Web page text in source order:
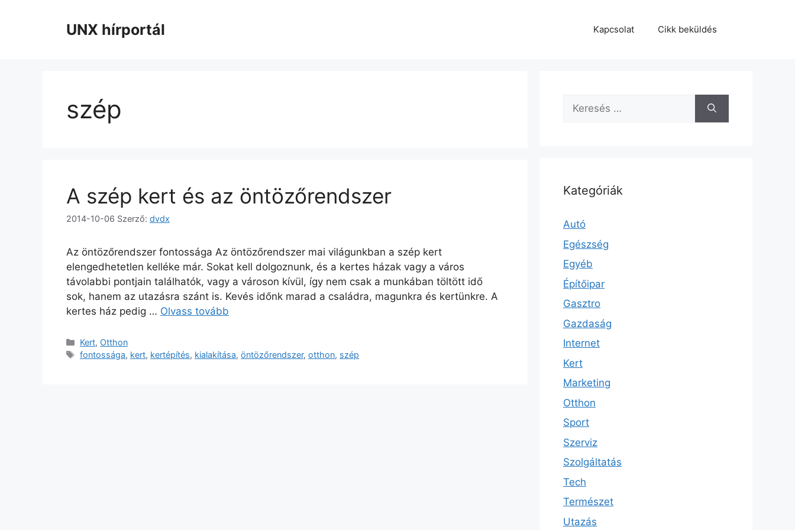
UNX hírportál Kapcsolat Cikk beküldés
szép
A szép kert és az öntözőrendszer
2014-10-06 Szerző: dvdx
Az öntözőrendszer fontossága Az öntözőrendszer mai világunkban a szép kert
elengedhetetlen kelléke már. Sokat kell dolgoznunk, és a kertes házak vagy a város
távolabbi pontjain találhatók, vagy a városon kívül, így nem csak a munkában töltött idő
sok, hanem az utazásra szánt is. Kevés időnk marad a családra, magunkra és kertünkre. A
kertes ház pedig … Olvass tovább
Kategória
Kert, Otthon
Címkék
fontossága, kert, kertépítés, kialakítása,öntözőrendszer,otthon, szép
Keresés:
Kategóriák
Autó
Egészség
Egyéb
Építőipar
Gasztro
Gazdaság
Internet
Kert
Marketing
Otthon
Sport
Szerviz
Szolgáltatás
Tech
Természet
Utazás